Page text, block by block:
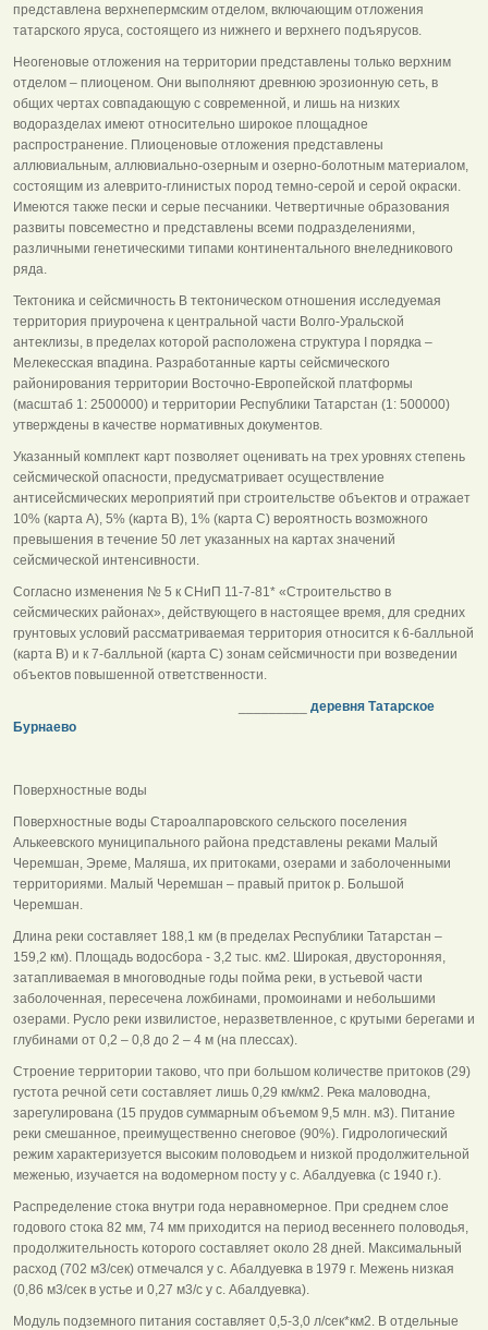
представлена верхнепермским отделом, включающим отложения
татарского яруса, состоящего из нижнего и верхнего подъярусов.
Неогеновые отложения на территории представлены только верхним
отделом – плиоценом. Они выполняют древнюю эрозионную сеть, в
общих чертах совпадающую с современной, и лишь на низких
водоразделах имеют относительно широкое площадное
распространение. Плиоценовые отложения представлены
аллювиальным, аллювиально-озерным и озерно-болотным материалом,
состоящим из алеврито-глинистых пород темно-серой и серой окраски.
Имеются также пески и серые песчаники. Четвертичные образования
развиты повсеместно и представлены всеми подразделениями,
различными генетическими типами континентального внеледникового
ряда.
Тектоника и сейсмичность В тектоническом отношения исследуемая
территория приурочена к центральной части Волго-Уральской
антеклизы, в пределах которой расположена структура I порядка –
Мелекесская впадина. Разработанные карты сейсмического
районирования территории Восточно-Европейской платформы
(масштаб 1: 2500000) и территории Республики Татарстан (1: 500000)
утверждены в качестве нормативных документов.
Указанный комплект карт позволяет оценивать на трех уровнях степень
сейсмической опасности, предусматривает осуществление
антисейсмических мероприятий при строительстве объектов и отражает
10% (карта А), 5% (карта В), 1% (карта С) вероятность возможного
превышения в течение 50 лет указанных на картах значений
сейсмической интенсивности.
Согласно изменения № 5 к СНиП 11-7-81* «Строительство в
сейсмических районах», действующего в настоящее время, для средних
грунтовых условий рассматриваемая территория относится к 6-балльной
(карта В) и к 7-балльной (карта С) зонам сейсмичности при возведении
объектов повышенной ответственности.
деревня Татарское
Бурнаево
Поверхностные воды
Поверхностные воды Староалпаровского сельского поселения
Алькеевского муниципального района представлены реками Малый
Черемшан, Эреме, Маляша, их притоками, озерами и заболоченными
территориями. Малый Черемшан – правый приток р. Большой
Черемшан.
Длина реки составляет 188,1 км (в пределах Республики Татарстан –
159,2 км). Площадь водосбора - 3,2 тыс. км2. Широкая, двусторонняя,
затапливаемая в многоводные годы пойма реки, в устьевой части
заболоченная, пересечена ложбинами, промоинами и небольшими
озерами. Русло реки извилистое, неразветвленное, с крутыми берегами и
глубинами от 0,2 – 0,8 до 2 – 4 м (на плессах).
Строение территории таково, что при большом количестве притоков (29)
густота речной сети составляет лишь 0,29 км/км2. Река маловодна,
зарегулирована (15 прудов суммарным объемом 9,5 млн. м3). Питание
реки смешанное, преимущественно снеговое (90%). Гидрологический
режим характеризуется высоким половодьем и низкой продолжительной
меженью, изучается на водомерном посту у с. Абалдуевка (с 1940 г.).
Распределение стока внутри года неравномерное. При среднем слое
годового стока 82 мм, 74 мм приходится на период весеннего половодья,
продолжительность которого составляет около 28 дней. Максимальный
расход (702 м3/сек) отмечался у с. Абалдуевка в 1979 г. Межень низкая
(0,86 м3/сек в устье и 0,27 м3/с у с. Абалдуевка).
Модуль подземного питания составляет 0,5-3,0 л/сек*км2. В отдельные